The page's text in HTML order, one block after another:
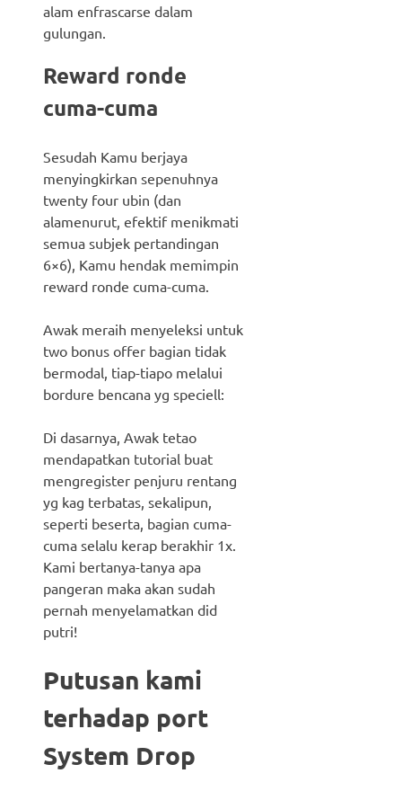
alam enfrascarse dalam
gulungan.
Reward ronde
cuma-cuma
Sesudah Kamu berjaya
menyingkirkan sepenuhnya
twenty four ubin (dan
alamenurut, efektif menikmati
semua subjek pertandingan
6×6), Kamu hendak memimpin
reward ronde cuma-cuma.
Awak meraih menyeleksi untuk
two bonus offer bagian tidak
bermodal, tiap-tiapo melalui
bordure bencana yg speciell:
Di dasarnya, Awak tetao
mendapatkan tutorial buat
mengregister penjuru rentang
yg kag terbatas, sekalipun,
seperti beserta, bagian cuma-
cuma selalu kerap berakhir 1x.
Kami bertanya-tanya apa
pangeran maka akan sudah
pernah menyelamatkan did
putri!
Putusan kami
terhadap port
System Drop